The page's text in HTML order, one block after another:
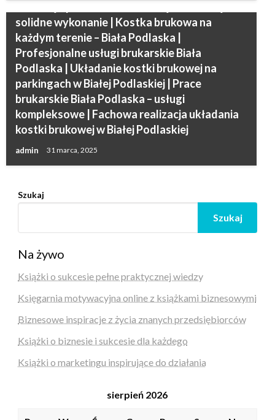
solidne wykonanie | Kostka brukowa na
każdym terenie – Biała Podlaska |
Profesjonalne usługi brukarskie Biała
Podlaska | Układanie kostki brukowej na
parkingach w Białej Podlaskiej | Prace
brukarskie Biała Podlaska – usługi
kompleksowe | Fachowa realizacja układania
kostki brukowej w Białej Podlaskiej
admin 31 marca, 2025
Szukaj
Szukaj
Na żywo
Książki o sukcesie pełne praktycznej wiedzy
Księgarnia motywacyjna online z książkami biznesowymi
Biznesowe inspiracje z życia znanych przedsiębiorców
Książki o biznesie i sukcesie dla każdego
Książki o marketingu inspirujące do działania
sierpień 2026